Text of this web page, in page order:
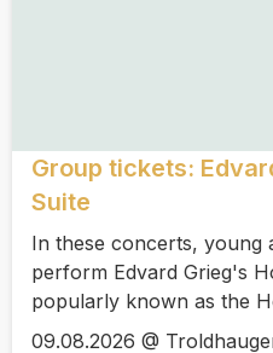
Group tickets:
Suite
In these concerts, young
perform Edvard Grieg's
popularly known as the
09.08.2026 @